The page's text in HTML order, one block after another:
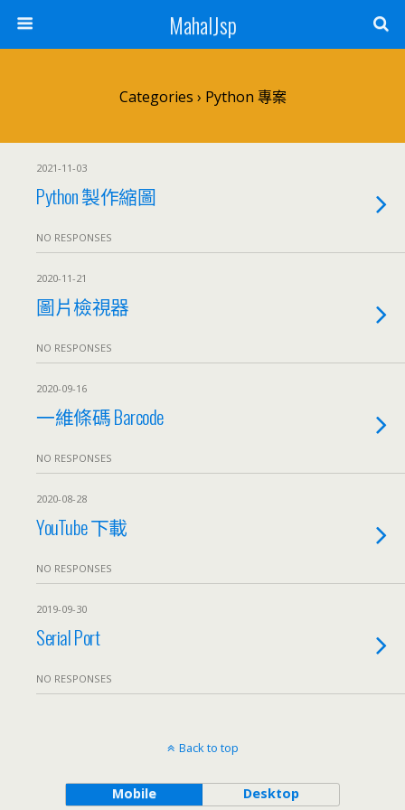
MahalJsp
Categories › Python 專案
2021-11-03
Python 製作縮圖
NO RESPONSES
2020-11-21
圖片檢視器
NO RESPONSES
2020-09-16
一維條碼 Barcode
NO RESPONSES
2020-08-28
YouTube 下載
NO RESPONSES
2019-09-30
Serial Port
NO RESPONSES
Back to top
Mobile Desktop